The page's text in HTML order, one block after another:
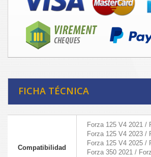
FICHA TÉCNICA
Compatibilidad
Forza 125 V4 2021 /
Forza 125 V4 2023 /
Forza 125 V4 2025 /
Forza 350 2021 /